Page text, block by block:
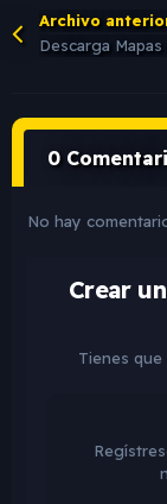
Archivo
0
No hay
Crear
Tienes